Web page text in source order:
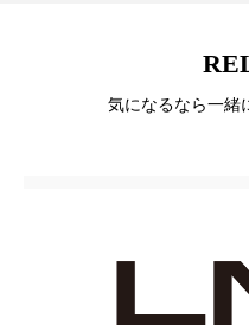
パーフェクト株式会社
バイオミメティクス
ハロウィン翌日 肌リセット
気になるなら一緒